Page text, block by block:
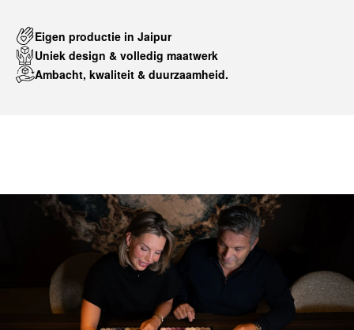
Eigen productie in Jaipur
Uniek design & volledig maatwerk
Ambacht, kwaliteit & duurzaamheid.